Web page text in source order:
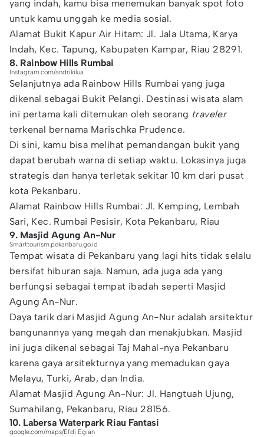
yang indah, kamu bisa menemukan banyak spot foto
untuk kamu unggah ke media sosial.
Alamat Bukit Kapur Air Hitam: Jl. Jala Utama, Karya
Indah, Kec. Tapung, Kabupaten Kampar, Riau 28291.
8. Rainbow Hills Rumbai
Instagram.com/andrikilua
Selanjutnya ada Rainbow Hills Rumbai yang juga
dikenal sebagai Bukit Pelangi. Destinasi wisata alam
ini pertama kali ditemukan oleh seorang traveler
terkenal bernama Marischka Prudence.
Di sini, kamu bisa melihat pemandangan bukit yang
dapat berubah warna di setiap waktu. Lokasinya juga
strategis dan hanya terletak sekitar 10 km dari pusat
kota Pekanbaru.
Alamat Rainbow Hills Rumbai: Jl. Kemping, Lembah
Sari, Kec. Rumbai Pesisir, Kota Pekanbaru, Riau
9. Masjid Agung An-Nur
Smarttourism.pekanbaru.go.id
Tempat wisata di Pekanbaru yang lagi hits tidak selalu
bersifat hiburan saja. Namun, ada juga ada yang
berfungsi sebagai tempat ibadah seperti Masjid
Agung An-Nur.
Daya tarik dari Masjid Agung An-Nur adalah arsitektur
bangunannya yang megah dan menakjubkan. Masjid
ini juga dikenal sebagai Taj Mahal-nya Pekanbaru
karena gaya arsitekturnya yang memadukan gaya
Melayu, Turki, Arab, dan India.
Alamat Masjid Agung An-Nur: Jl. Hangtuah Ujung,
Sumahilang, Pekanbaru, Riau 28156.
10. Labersa Waterpark Riau Fantasi
google.com/maps/Efdi Egian